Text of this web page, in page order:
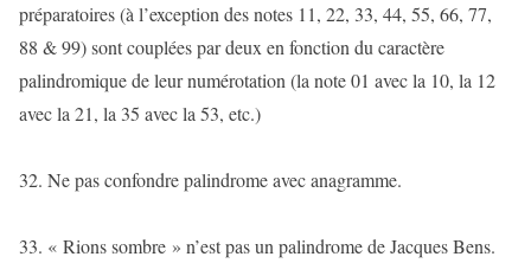
préparatoires (à l’exception des notes 11, 22, 33, 44, 55, 66, 77,
88 & 99) sont couplées par deux en fonction du caractère
palindromique de leur numérotation (la note 01 avec la 10, la 12
avec la 21, la 35 avec la 53, etc.)
32. Ne pas confondre palindrome avec anagramme.
33. « Rions sombre » n’est pas un palindrome de Jacques Bens.